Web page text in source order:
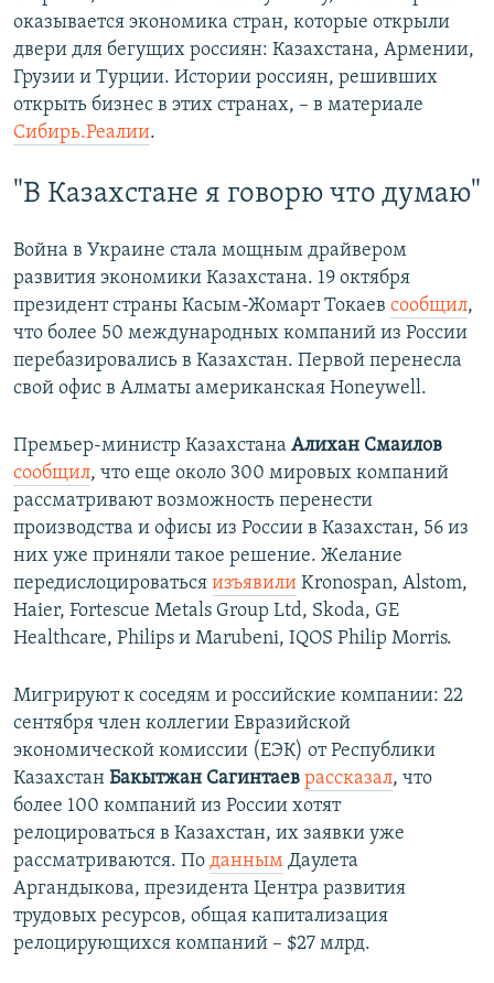
оказывается экономика стран, которые открыли
двери для бегущих россиян: Казахстана, Армении,
Грузии и Турции. Истории россиян, решивших
открыть бизнес в этих странах, – в материале
Сибирь.Реалии.
"В Казахстане я говорю что думаю"
Война в Украине стала мощным драйвером
развития экономики Казахстана. 19 октября
президент страны Касым-Жомарт Токаев сообщил,
что более 50 международных компаний из России
перебазировались в Казахстан. Первой перенесла
свой офис в Алматы американская Honeywell.
Премьер-министр Казахстана Алихан Смаилов
сообщил, что еще около 300 мировых компаний
рассматривают возможность перенести
производства и офисы из России в Казахстан, 56 из
них уже приняли такое решение. Желание
передислоцироваться изъявили Kronospan, Alstom,
Haier, Fortescue Metals Group Ltd, Skoda, GE
Healthcare, Philips и Marubeni, IQOS Philip Morris.
Мигрируют к соседям и российские компании: 22
сентября член коллегии Евразийской
экономической комиссии (ЕЭК) от Республики
Казахстан Бакытжан Сагинтаев рассказал, что
более 100 компаний из России хотят
релоцироваться в Казахстан, их заявки уже
рассматриваются. По данным Даулета
Аргандыкова, президента Центра развития
трудовых ресурсов, общая капитализация
релоцирующихся компаний – $27 млрд.